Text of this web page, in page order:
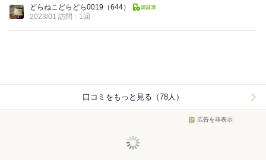
どらねこどらどら0019 （644）
2023/01 訪問
1回
口コミをもっと見る（78人）
広告を非表示